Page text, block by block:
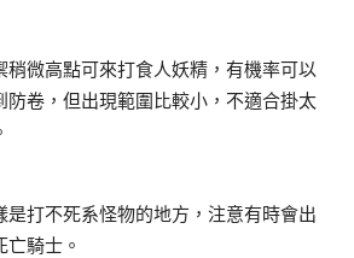
稍微高點可來打食人妖精，有機率可以
防卷，但出現範圍比較小，不適合掛太
是打不死系怪物的地方，注意有時會出
亡騎士。